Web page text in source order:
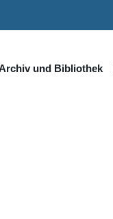
und Bibliothek